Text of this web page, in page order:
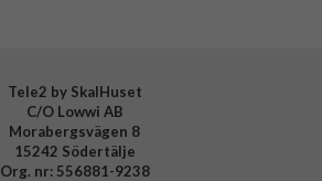
Tele2 by SkalHuset
C/O Lowwi AB
Morabergsvägen 8
15242 Södertälje
Org. nr: 556881-9238